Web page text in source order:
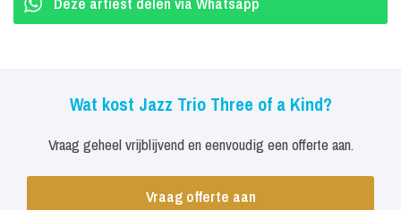
warme aanwezigheid. Live-muziek geeft een extra dimensie aan
Wat kost Jazz Trio Three of a Kind?
Vraag geheel vrijblijvend en eenvoudig een offerte aan.
Vraag offerte aan